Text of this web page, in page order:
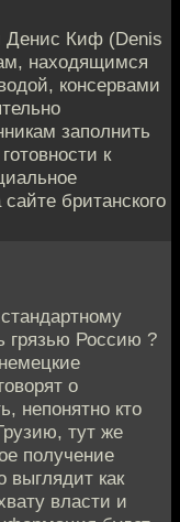
Денис Киф (Denis
находящимся
консервами
заполнить
к
британского
грязью Россию ?
о
непонятно кто
тут же
получение
выглядит как
власти и